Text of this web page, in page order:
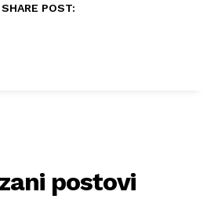
SHARE POST:
postovi